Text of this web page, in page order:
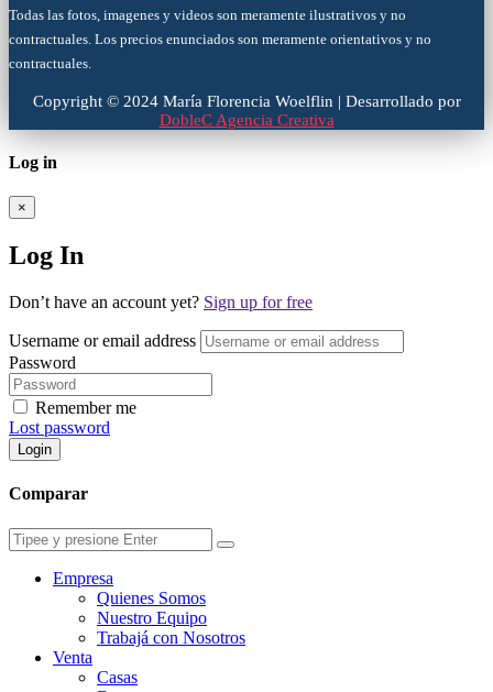
Todas las fotos, imagenes y videos son meramente ilustrativos y no
contractuales. Los precios enunciados son meramente orientativos y no
contractuales.
Copyright © 2024 María Florencia Woelflin | Desarrollado por
DobleC Agencia Creativa
Log in
×
Log In
Don’t have an account yet? Sign up for free
Username or email address
Password
Remember me
Lost password
Login
Comparar
Empresa
Quienes Somos
Nuestro Equipo
Trabajá con Nosotros
Venta
Casas